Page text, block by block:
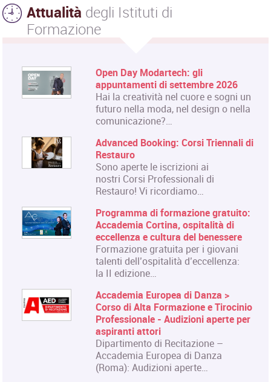
Attualità degli Istituti di
Formazione
Open Day Modartech: gli
appuntamenti di settembre 2026
Hai la creatività nel cuore e sogni un
futuro nella moda, nel design o nella
comunicazione?…
Advanced Booking: Corsi Triennali di
Restauro
Sono aperte le iscrizioni ai
nostri Corsi Professionali di
Restauro! Vi ricordiamo…
Programma di formazione gratuito:
Accademia Cortina, ospitalità di
eccellenza e cultura del benessere
Formazione gratuita per i giovani
talenti dell’ospitalità d’eccellenza:
la II edizione…
Accademia Europea di Danza >
Corso di Alta Formazione e Tirocinio
Professionale - Audizioni aperte per
aspiranti attori
Dipartimento di Recitazione –
Accademia Europea di Danza
(Roma): Audizioni aperte…